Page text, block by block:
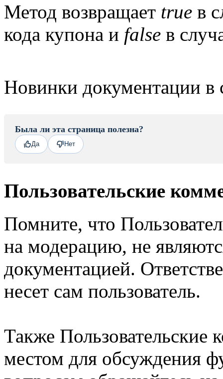
Метод возвращает true в
кода купона и false в
Новинки документации в
Была ли эта страница полезна?
Да Нет
Пользовательские
Помните, что
на модерацию, не
документацией.
несет сам пользователь.
Также Пользовательские
местом для обсуждения